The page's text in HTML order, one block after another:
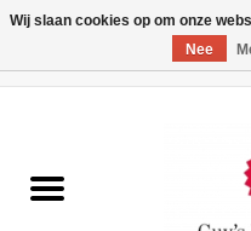
Machines
Wij slaan cookies op om onze
Nee